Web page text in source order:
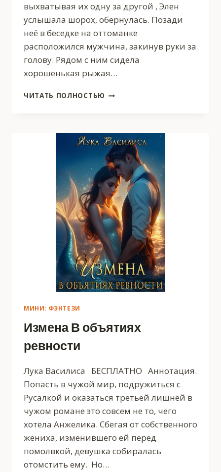
выхватывая их одну за другой , Элен
услышала шорох, обернулась. Позади
неё в беседке на оттоманке
расположился мужчина, закинув руки за
голову. Рядом с ним сидела
хорошенькая рыжая…
ЧИТАТЬ ПОЛНОСТЬЮ ВЫБОР
МИНИ: ФЭНТЕЗИ
Измена В объятиях
ревности
Лука Василиса БЕСПЛАТНО Аннотация.
Попасть в чужой мир, подружиться с
Русалкой и оказаться третьей лишней в
чужом романе это совсем не то, чего
хотела Анжелика. Сбегая от собственного
жениха, изменившего ей перед
помолвкой, девушка собиралась
отомстить ему. Но…